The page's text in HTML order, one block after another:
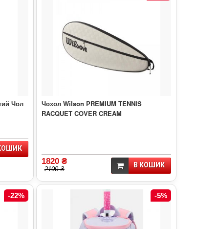
Чол
Чохол Wilson PREMIUM TENNIS
RACQUET COVER CREAM
1820 ₴
2100 ₴
В КОШИК
-22% -5%